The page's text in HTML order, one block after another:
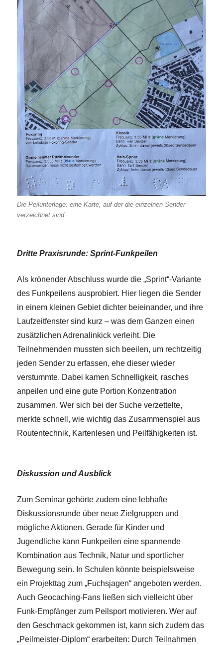
Die Peilunterlage: eine Karte, auf der die einzelnen Sender
verzeichnet sind
Dritte Praxisrunde: Sprint-Funkpeilen
Als krönender Abschluss wurde die „Sprint“-Variante
des Funkpeilens ausprobiert. Hier liegen die Sender
in einem kleinen Gebiet dichter beieinander, und ihre
Laufzeitfenster sind kurz – was dem Ganzen einen
zusätzlichen Adrenalinkick verleiht. Die
Teilnehmenden mussten sich beeilen, um rechtzeitig
jeden Sender zu erfassen, ehe dieser wieder
verstummte. Dabei kamen Schnelligkeit, rasches
anpeilen und eine gute Portion Konzentration
zusammen. Wer sich bei der Suche verzettelte,
merkte schnell, wie wichtig das Zusammenspiel aus
Routentechnik, Kartenlesen und Peilfähigkeiten ist.
Diskussion und Ausblick
Zum Seminar gehörte zudem eine lebhafte
Diskussionsrunde über neue Zielgruppen und
mögliche Aktionen. Gerade für Kinder und
Jugendliche kann Funkpeilen eine spannende
Kombination aus Technik, Natur und sportlicher
Bewegung sein. In Schulen könnte beispielsweise
ein Projekttag zum „Fuchsjagen“ angeboten werden.
Auch Geocaching-Fans ließen sich vielleicht über
Funk-Empfänger zum Peilsport motivieren. Wer auf
den Geschmack gekommen ist, kann sich zudem das
„Peilmeister-Diplom“ erarbeiten: Durch Teilnahmen